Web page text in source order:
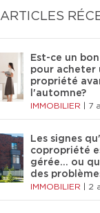
ARTICLES
Est-ce un
pour acheter
propriété
l'automne?
IMMOBILIER 7
Les signes
copropriété
gérée… ou
des
IMMOBILIER 2